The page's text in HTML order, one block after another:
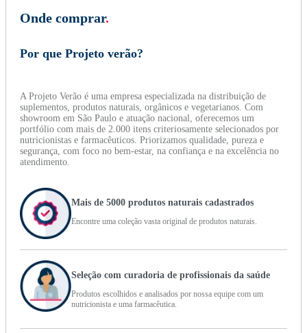
Onde comprar.
Por que Projeto verão?
A Projeto Verão é uma empresa especializada na distribuição de
suplementos, produtos naturais, orgânicos e vegetarianos. Com
showroom em São Paulo e atuação nacional, oferecemos um
portfólio com mais de 2.000 itens criteriosamente selecionados por
nutricionistas e farmacêuticos. Priorizamos qualidade, pureza e
segurança, com foco no bem-estar, na confiança e na excelência no
atendimento.
Mais de 5000 produtos naturais cadastrados
Encontre uma coleção vasta original de produtos naturais.
Seleção com curadoria de profissionais da saúde
Produtos escolhidos e analisados por nossa equipe com um
nutricionista e uma farmacêutica.